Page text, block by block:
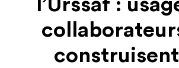
l’Urssaf :